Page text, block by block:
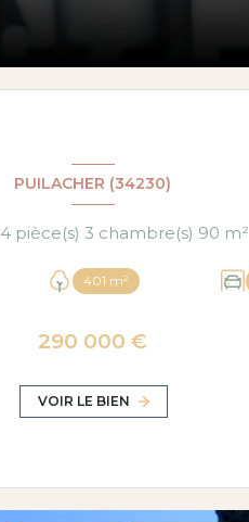
PUILACHER (34230)
Maison 4 pièce(s) 3 chambre(s) 90 m²
401 m²
290 000 €
VOIR LE BIEN